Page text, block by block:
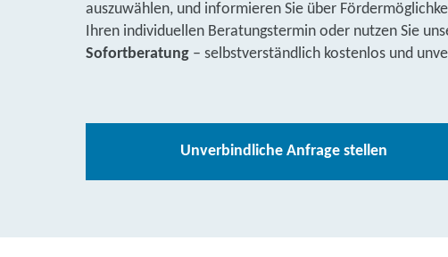
auszuwählen, und informieren Sie über
Ihren individuellen Beratungstermin oder nutzen Sie
Sofortberatung – selbstverständlich kostenlos und
Unverbindliche Anfrage stellen